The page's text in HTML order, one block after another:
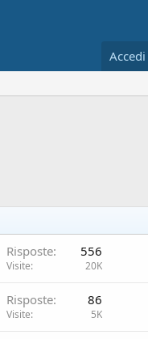
Accedi
Risposte 556
Visite 20K
Risposte 86
Visite 5K